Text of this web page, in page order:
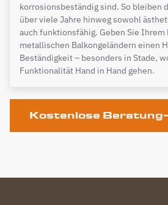
korrosionsbeständig sind. So bleiben
über viele Jahre hinweg sowohl
auch funktionsfähig. Geben Sie
metallischen Balkongeländern einen
Beständigkeit – besonders in Stade,
Funktionalität Hand in Hand gehen.
Kostenlose Beratung